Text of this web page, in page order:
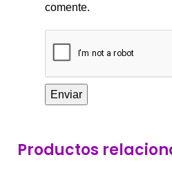
comente.
Productos